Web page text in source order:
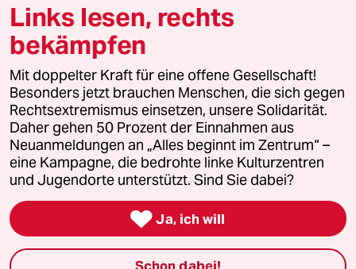
© 2026 taz Verlags und Vertriebs GmbH
Alle Rechte vorbehalten. Bei rechtlichen Fragen oder für Genehmigungen
wenden Sie sich bitte an
lizenzen@taz.de
Feedback Redaktionsstatut Kommune-Richtlinien
Leitlinie Informant Datenschutz Impressum AGB
Seitenwende Einwilligungen widerrufen (Ads)
Links lesen, rechts
bekämpfen
Mit doppelter Kraft für eine offene Gesellschaft!
Besonders jetzt brauchen Menschen, die sich gegen
Rechtsextremismus einsetzen, unsere Solidarität.
Daher gehen 50 Prozent der Einnahmen aus
Neuanmeldungen an „Alles beginnt im Zentrum“ –
eine Kampagne, die bedrohte linke Kulturzentren
und Jugendorte unterstützt. Sind Sie dabei?
 Ja, ich will